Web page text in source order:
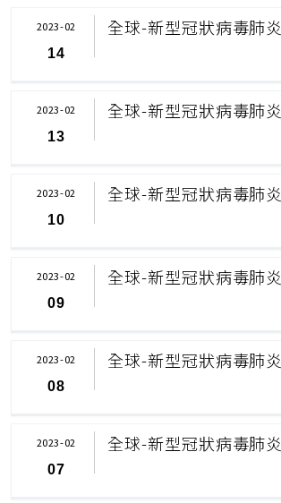
全球-新型冠狀病毒肺炎
2023-02
14
全球-新型冠狀病毒肺炎
2023-02
13
全球-新型冠狀病毒肺炎
2023-02
10
全球-新型冠狀病毒肺炎
2023-02
09
全球-新型冠狀病毒肺炎
2023-02
08
全球-新型冠狀病毒肺炎
2023-02
07